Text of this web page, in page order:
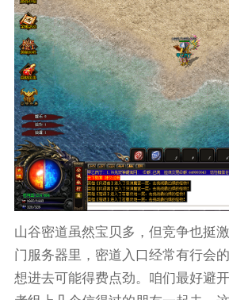
山谷密道虽然宝贝多，但竞争也挺
门服务器里，密道入口经常有行会
想进去可能得费点劲。咱们最好避